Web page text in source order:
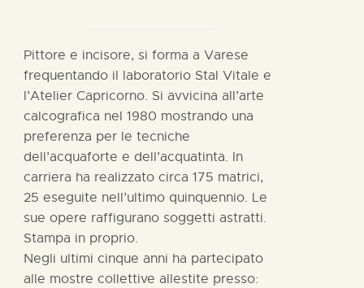
Pittore e incisore, si forma a Varese
frequentando il laboratorio Stal Vitale e
l’Atelier Capricorno. Si avvicina all’arte
calcografica nel 1980 mostrando una
preferenza per le tecniche
dell’acquaforte e dell’acquatinta. In
carriera ha realizzato circa 175 matrici,
25 eseguite nell’ultimo quinquennio. Le
sue opere raffigurano soggetti astratti.
Stampa in proprio.
Negli ultimi cinque anni ha partecipato
alle mostre collettive allestite presso: